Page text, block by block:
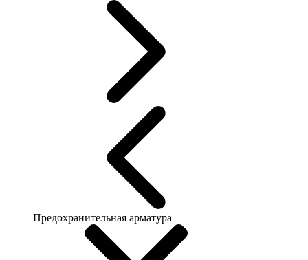
Предохранительная арматура